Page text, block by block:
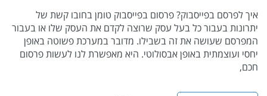
איך לפרסם בפייסבוק? פרסום בפייסבוק טומן בחובו קשת של
יתרונות בעבור כל בעל עסק שרוצה לקדם את העסק שלו או בעבור
המפרסם שעושה את זה בשבילו. מדובר במערכת פשוטה באופן
יחסי ועוצמתית באופן אבסולוטי. היא מאפשרת לנו לעשות פרסום
חכם,